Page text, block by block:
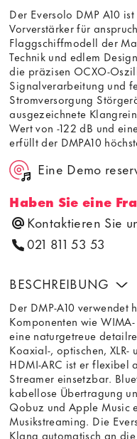
Der Eversolo DMP A10
Vorverstärker für
Flaggschiffmodell der
Technik und edlem
die präzisen OCXO-
Signalverarbeitung und
Stromversorgung
ausgezeichnete
Wert von -122 dB und
erfüllt der DMPA10
Eine Demo
Haben Sie eine
Kontaktieren Sie
021 811 53 53
BESCHREIBUNG
Der DMP-A10
Komponenten wie
eine naturgetreue
Koaxial-, optischen, XLR-
HDMI-ARC ist er flexibel
Streamer einsetzbar.
kabellose Übertragung
Qobuz und Apple Music
Musikstreaming. Die
Klang automatisch an